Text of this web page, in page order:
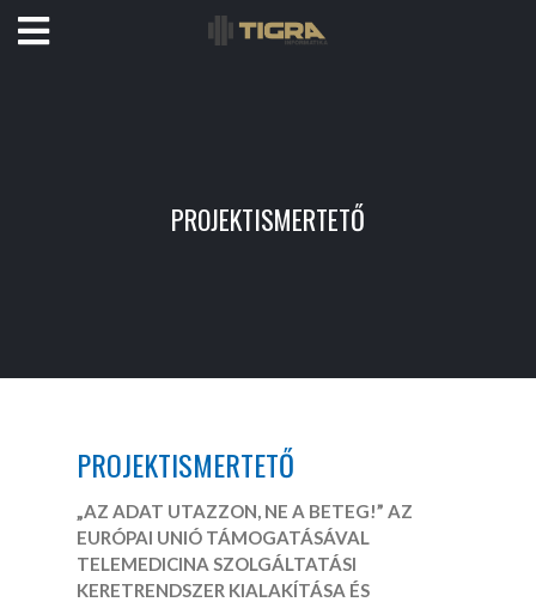
PROJEKTISMERTETŐ
PROJEKTISMERTETŐ
„AZ ADAT UTAZZON, NE A BETEG!” AZ
EURÓPAI UNIÓ TÁMOGATÁSÁVAL
TELEMEDICINA SZOLGÁLTATÁSI
KERETRENDSZER KIALAKÍTÁSA ÉS